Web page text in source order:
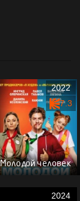
Молодой человек
2022
7.3
2024